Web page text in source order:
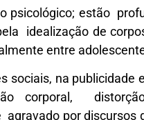
psicológico; estão
idealização de
entre
sociais, na publicidade
corporal,
por discursos